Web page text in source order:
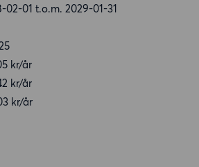
02-01 t.o.m. 2029-01-31
kr/år
kr/år
kr/år